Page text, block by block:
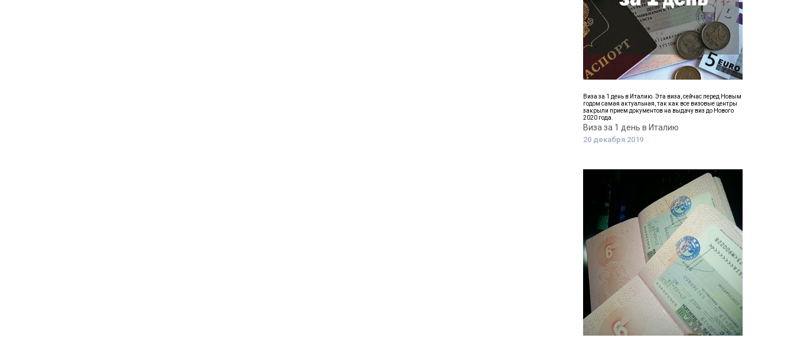
Виза за 1 день в Италию. Эта виза, сейчас перед Новым
годом самая актуальная, так как все визовые центры
закрыли прием документов на выдачу виз до Нового
2020 года.
Виза за 1 день в Италию
20 декабря 2019